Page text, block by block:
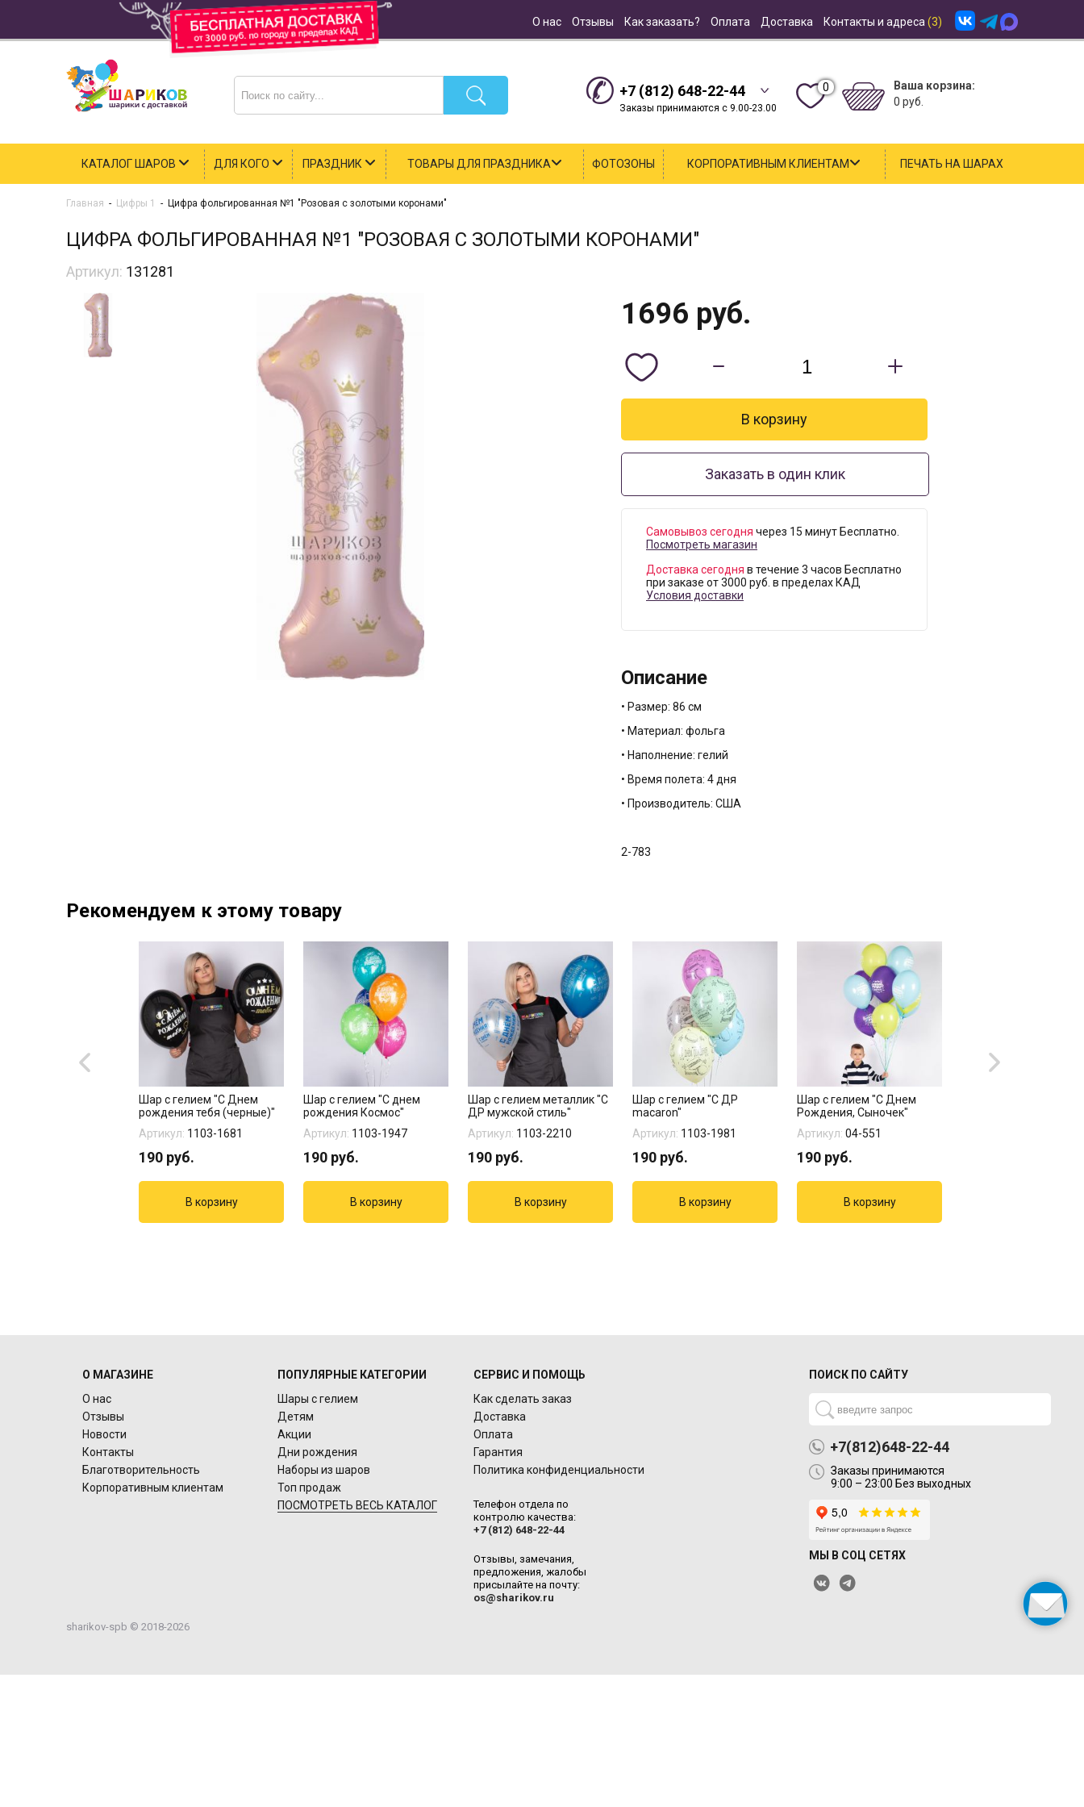
О нас Отзывы Как заказать? Оплата Доставка Контакты и адреса (3)
+7 (812) 648-22-44
Заказы принимаются с 9.00-23.00
0
Ваша корзина:
0 руб.
КАТАЛОГ ШАРОВ ДЛЯ КОГО ПРАЗДНИК ТОВАРЫ ДЛЯ ПРАЗДНИКА ФОТОЗОНЫ КОРПОРАТИВНЫМ КЛИЕНТАМ ПЕЧАТЬ НА ШАРАХ
Главная - Цифры 1 - Цифра фольгированная №1 "Розовая с золотыми коронами"
ЦИФРА ФОЛЬГИРОВАННАЯ №1 "РОЗОВАЯ С ЗОЛОТЫМИ КОРОНАМИ"
Артикул: 131281
1696 руб.
Заказать в один клик
Самовывоз сегодня через 15 минут Бесплатно.
Посмотреть магазин
Доставка сегодня в течение 3 часов Бесплатно
при заказе от 3000 руб. в пределах КАД
Условия доставки
Описание
• Размер: 86 см
• Материал: фольга
• Наполнение: гелий
• Время полета: 4 дня
• Производитель: США
2-783
Рекомендуем к этому товару
Шар с гелием "С Днем
рождения тебя (черные)"
Артикул: 1103-1681
190 руб.
Шар с гелием "С днем
рождения Космос"
Артикул: 1103-1947
190 руб.
Шар с гелием металлик "С
ДР мужской стиль"
Артикул: 1103-2210
190 руб.
Шар с гелием "С ДР
macaron"
Артикул: 1103-1981
190 руб.
Шар с гелием "С Днем
Рождения, Сыночек"
Артикул: 04-551
190 руб.
О МАГАЗИНЕ
О нас
Отзывы
Новости
Контакты
Благотворительность
Корпоративным клиентам
ПОПУЛЯРНЫЕ КАТЕГОРИИ
Шары с гелием
Детям
Акции
Дни рождения
Наборы из шаров
Топ продаж
ПОСМОТРЕТЬ ВЕСЬ КАТАЛОГ
СЕРВИС И ПОМОЩЬ
Как сделать заказ
Доставка
Оплата
Гарантия
Политика конфиденциальности
Телефон отдела по
контролю качества:
+7 (812) 648-22-44
Отзывы, замечания,
предложения, жалобы
присылайте на почту:
os@sharikov.ru
ПОИСК ПО САЙТУ
+7(812)648-22-44
Заказы принимаются
9:00 – 23:00 Без выходных
МЫ В СОЦ СЕТЯХ
sharikov-spb © 2018-2026